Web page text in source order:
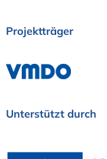
Projektträger
Unterstützt durch